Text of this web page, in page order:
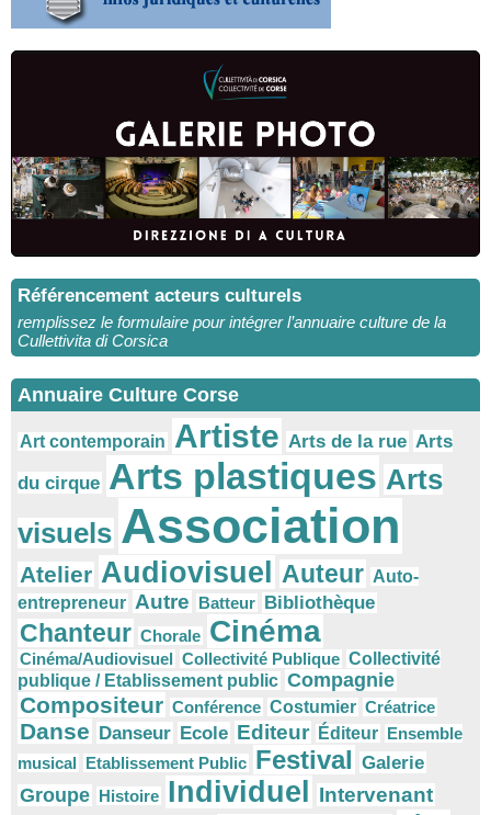
Référencement acteurs culturels
remplissez le formulaire pour intégrer l’annuaire culture de la
Cullettivita di Corsica
Annuaire Culture Corse
Art contemporain Artiste Arts de la rue Arts
du cirque Arts plastiques Arts
visuels Association
Atelier Audiovisuel Auteur Auto-
entrepreneur Autre Batteur Bibliothèque
Chanteur Chorale Cinéma
Cinéma/Audiovisuel Collectivité Publique Collectivité
publique / Etablissement public Compagnie
Compositeur Conférence Costumier Créatrice
Danse Danseur Ecole Editeur Éditeur Ensemble
musical Etablissement Public Festival Galerie
Groupe Histoire Individuel
Intervenant